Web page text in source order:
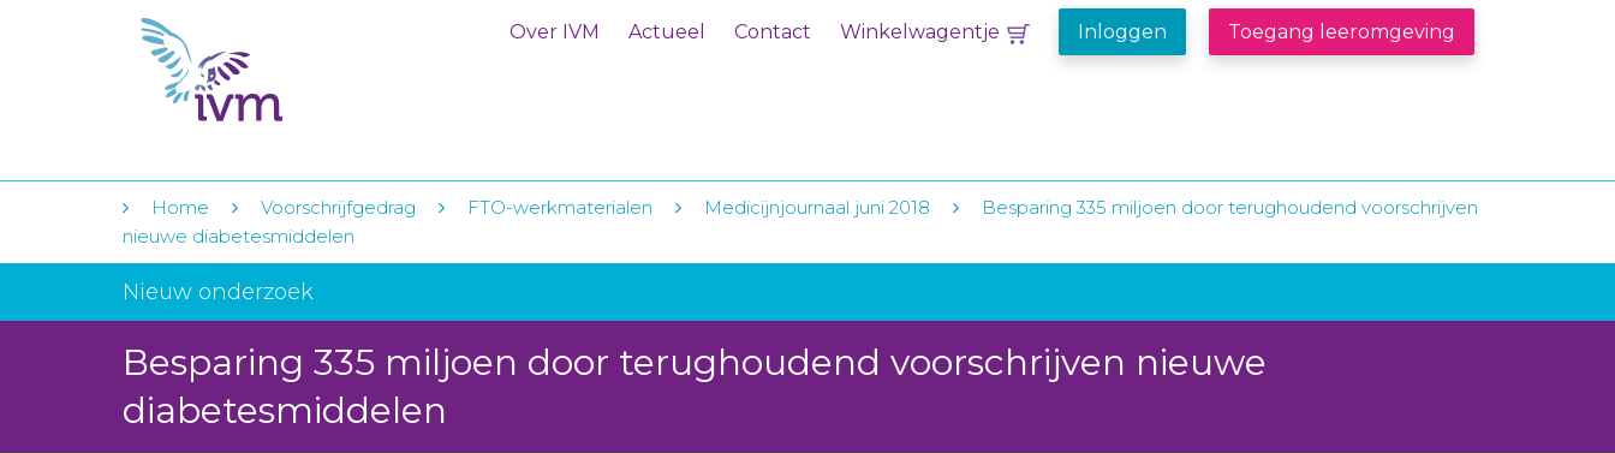
Over IVM Actueel Contact Winkelwagentje Inloggen Toegang leeromgeving
Home Voorschrijfgedrag FTO-werkmaterialen Medicijnjournaal juni 2018
Besparing 335 miljoen door terughoudend voorschrijven
nieuwe diabetesmiddelen
Nieuw onderzoek
Besparing 335 miljoen door terughoudend voorschrijven nieuwe
diabetesmiddelen